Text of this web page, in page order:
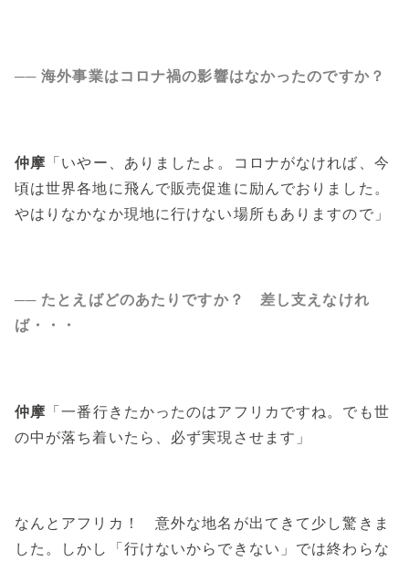
── 海外事業はコロナ禍の影響はなかったのですか？
仲摩 「いやー、ありましたよ。コロナがなければ、今
頃は世界各地に飛んで販売促進に励んでおりました。
やはりなかなか現地に行けない場所もありますので」
── たとえばどのあたりですか？ 差し支えなけれ
ば・・・
仲摩 「一番行きたかったのはアフリカですね。でも世
の中が落ち着いたら、必ず実現させます」
なんとアフリカ！ 意外な地名が出てきて少し驚きま
した。しかし「行けないからできない」では終わらな